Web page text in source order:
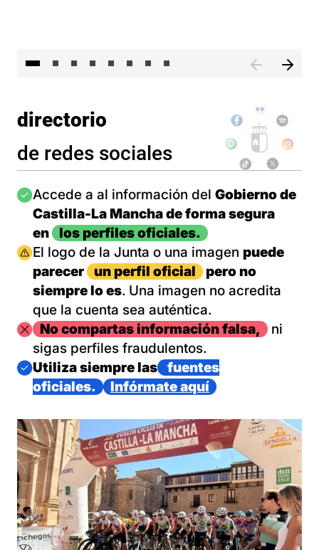
directorio
de redes sociales
Imagen
Accede a al información del Gobierno de
Castilla-La Mancha de forma segura
en
los perfiles oficiales.
Imagen
El logo de la Junta o una imagen puede
parecer
un perfil oficial
pero no
siempre lo es. Una imagen no acredita
que la cuenta sea auténtica.
ImagenNo compartas información falsa,
ni
sigas perfiles fraudulentos.
Imagen
Utiliza siempre las
fuentes
oficiales.
Infórmate aquí